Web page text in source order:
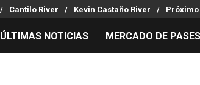
Cantilo River Kevin Castaño River
ÚLTIMAS NOTICIAS MERCADO DE PASES